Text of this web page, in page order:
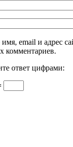
email и адрес
комментариев.
ответ цифрами: